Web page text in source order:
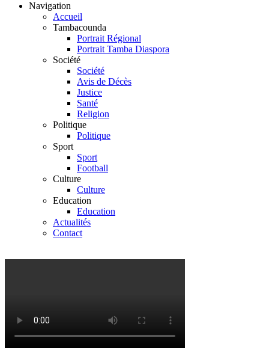
Navigation
Accueil
Tambacounda
Portrait Régional
Portrait Tamba Diaspora
Société
Société
Avis de Décès
Justice
Santé
Religion
Politique
Politique
Sport
Sport
Football
Culture
Culture
Education
Education
Actualités
Contact